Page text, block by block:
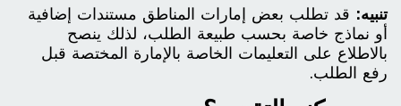
تنبيه: قد تطلب بعض إمارات المناطق مستندات إضافية
أو نماذج خاصة بحسب طبيعة الطلب، لذلك ينصح
بالاطلاع على التعليمات الخاصة بالإمارة المختصة قبل
رفع الطلب.